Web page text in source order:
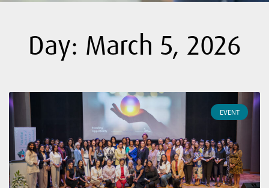
Day: March 5, 2026
EVENT